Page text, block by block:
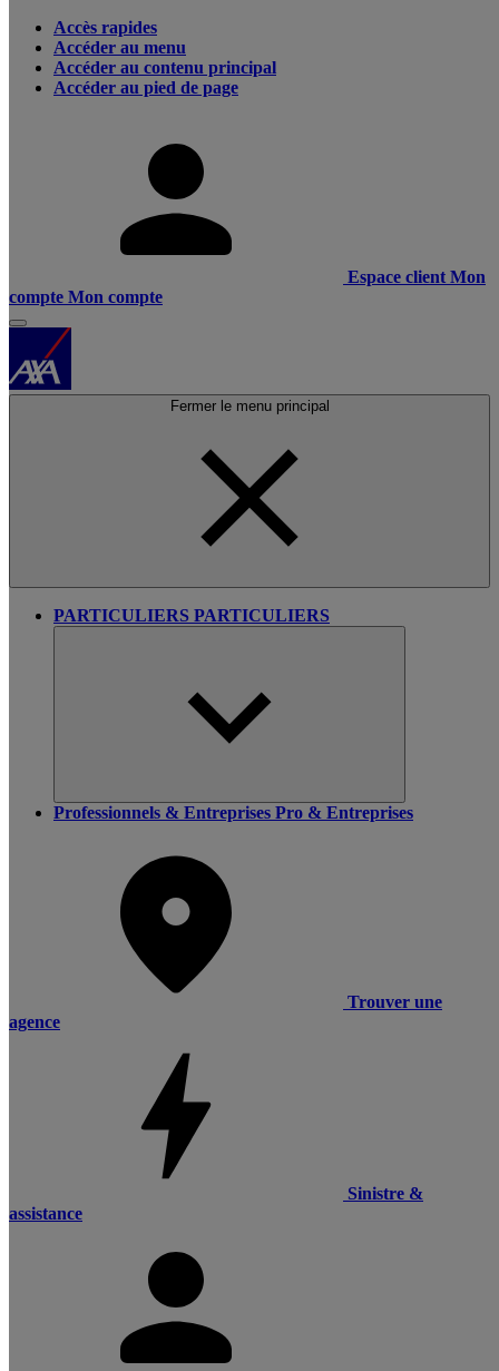
Accès rapides
Accéder au menu
Accéder au contenu principal
Accéder au pied de page
Espace client Mon
compte Mon compte
Fermer le menu principal
PARTICULIERS PARTICULIERS
Professionnels & Entreprises Pro & Entreprises
Trouver une
agence
Sinistre &
assistance